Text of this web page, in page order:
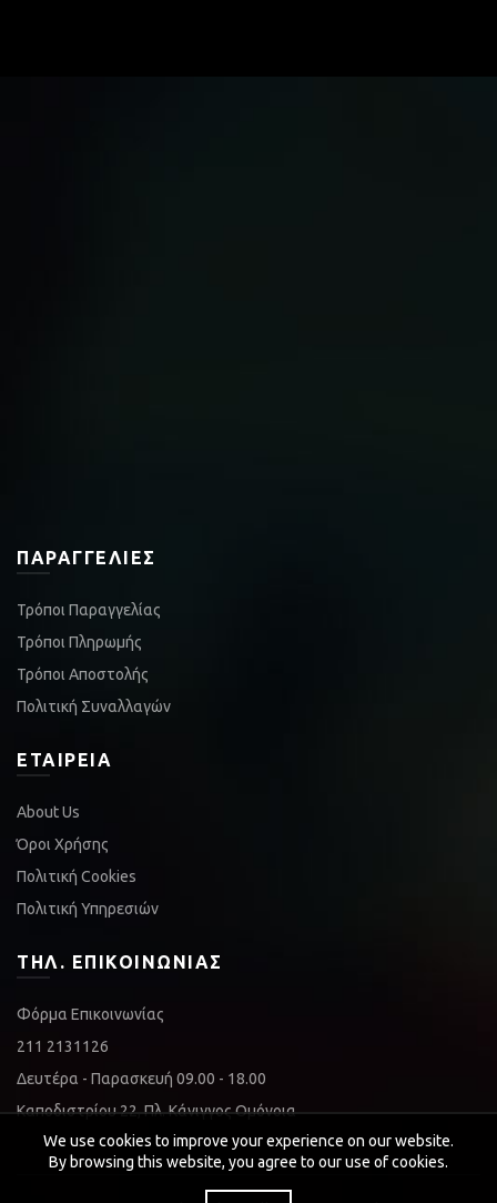
ΠΑΡΑΓΓΕΛΊΕΣ
Τρόποι Παραγγελίας
Τρόποι Πληρωμής
Τρόποι Αποστολής
Πολιτική Συναλλαγών
ΕΤΑΙΡΕΊΑ
About Us
Όροι Χρήσης
Πολιτική Cookies
Πολιτική Υπηρεσιών
ΤΗΛ. ΕΠΙΚΟΙΝΩΝΊΑΣ
Φόρμα Επικοινωνίας
211 2131126
Δευτέρα - Παρασκευή 09.00 - 18.00
Καποδιστρίου 22, Πλ. Κάνιγγος Ομόνοια
We use cookies to improve your experience on our website.
By browsing this website, you agree to our use of cookies.